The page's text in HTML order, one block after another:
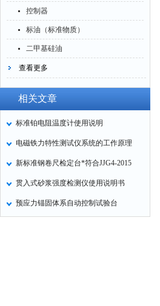
控制器
标油（标准物质）
二甲基硅油
查看更多
相关文章
标准铂电阻温度计使用说明
电磁铁力特性测试仪系统的工作原理
新标准钢卷尺检定台*符合JJG4-2015
贯入式砂浆强度检测仪使用说明书
预应力锚固体系自动控制试验台